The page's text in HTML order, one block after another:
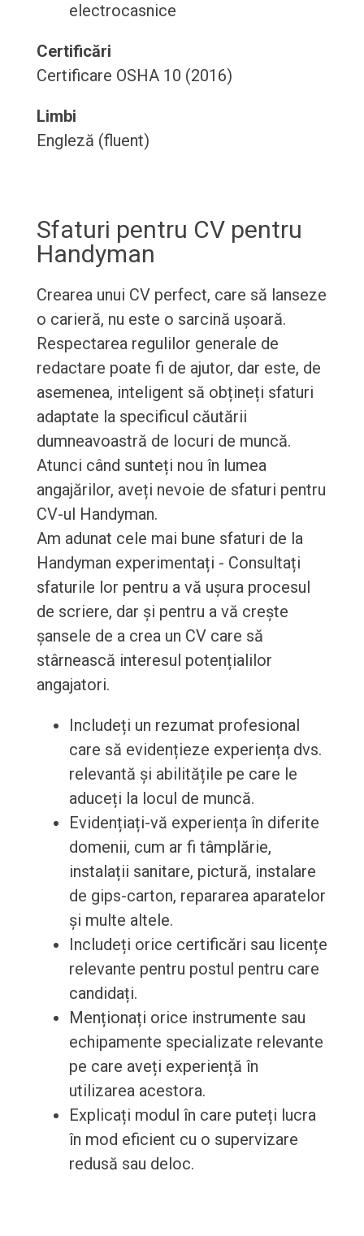
electrocasnice
Certificări
Certificare OSHA 10 (2016)
Limbi
Engleză (fluent)
Sfaturi pentru CV pentru
Handyman
Crearea unui CV perfect, care să lanseze
o carieră, nu este o sarcină ușoară.
Respectarea regulilor generale de
redactare poate fi de ajutor, dar este, de
asemenea, inteligent să obțineți sfaturi
adaptate la specificul căutării
dumneavoastră de locuri de muncă.
Atunci când sunteți nou în lumea
angajărilor, aveți nevoie de sfaturi pentru
CV-ul Handyman.
Am adunat cele mai bune sfaturi de la
Handyman experimentați - Consultați
sfaturile lor pentru a vă ușura procesul
de scriere, dar și pentru a vă crește
șansele de a crea un CV care să
stârnească interesul potențialilor
angajatori.
Includeți un rezumat profesional
care să evidențieze experiența dvs.
relevantă și abilitățile pe care le
aduceți la locul de muncă.
Evidențiați-vă experiența în diferite
domenii, cum ar fi tâmplărie,
instalații sanitare, pictură, instalare
de gips-carton, repararea aparatelor
și multe altele.
Includeți orice certificări sau licențe
relevante pentru postul pentru care
candidați.
Menționați orice instrumente sau
echipamente specializate relevante
pe care aveți experiență în
utilizarea acestora.
Explicați modul în care puteți lucra
în mod eficient cu o supervizare
redusă sau deloc.